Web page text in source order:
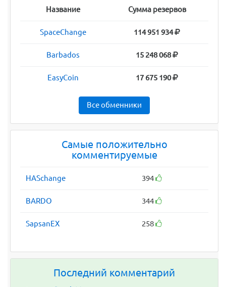
Название Сумма резервов
SpaceChange 114 951 934
Barbados 15 248 068
EasyCoin 17 675 190
Все обменники
Самые положительно
комментируемые
HASchange 394
BARDO 344
SapsanEX 258
Последний комментарий